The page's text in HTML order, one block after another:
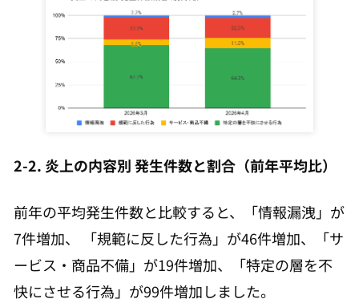
2-2. 炎上の内容別 発生件数と割合（前年平均比）
前年の平均発生件数と比較すると、「情報漏洩」が
7件増加、 「規範に反した行為」が46件増加、「サ
ービス・商品不備」が19件増加、「特定の層を不
快にさせる行為」が99件増加しました。